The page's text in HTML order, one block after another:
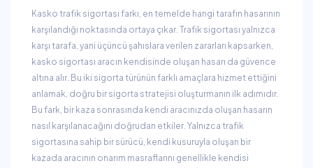
Kasko trafik sigortası farkı, en temelde hangi tarafın hasarının
karşılandığı noktasında ortaya çıkar. Trafik sigortası yalnızca
karşı tarafa, yani üçüncü şahıslara verilen zararları kapsarken,
kasko sigortası aracın kendisinde oluşan hasarı da güvence
altına alır. Bu iki sigorta türünün farklı amaçlara hizmet ettiğini
anlamak, doğru bir sigorta stratejisi oluşturmanın ilk adımıdır.
Bu fark, bir kaza sonrasında kendi aracınızda oluşan hasarın
nasıl karşılanacağını doğrudan etkiler. Yalnızca trafik
sigortasına sahip bir sürücü, kendi kusuruyla oluşan bir
kazada aracının onarım masraflarını genellikle kendisi